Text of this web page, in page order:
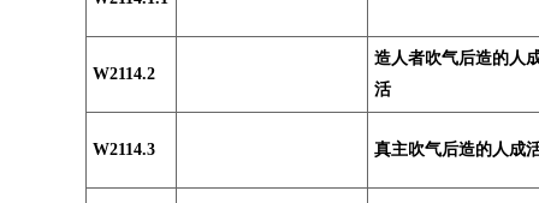
W2114.2
造人者吹气后造的人
活
W2114.3 真主吹气后造的人成